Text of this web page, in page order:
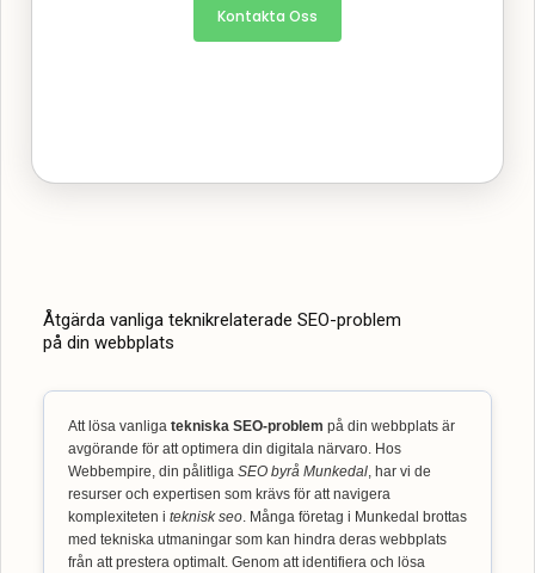
Kontakta Oss
Åtgärda vanliga teknikrelaterade SEO-problem
på din webbplats
Att lösa vanliga tekniska SEO-problem på din webbplats är
avgörande för att optimera din digitala närvaro. Hos
Webbempire, din pålitliga SEO byrå Munkedal, har vi de
resurser och expertisen som krävs för att navigera
komplexiteten i teknisk seo. Många företag i Munkedal brottas
med tekniska utmaningar som kan hindra deras webbplats
från att prestera optimalt. Genom att identifiera och lösa